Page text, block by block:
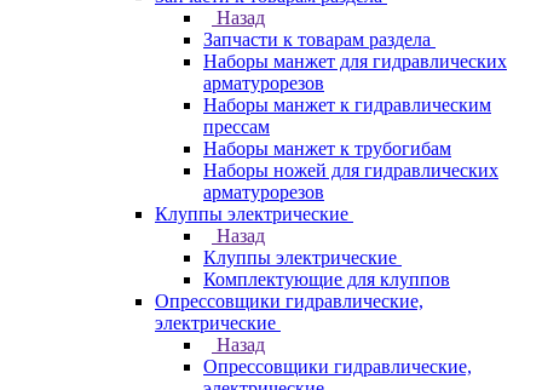
Назад
Запчасти к товарам раздела
Наборы манжет для гидравлических
арматурорезов
Наборы манжет к гидравлическим
прессам
Наборы манжет к трубогибам
Наборы ножей для гидравлических
арматурорезов
Клуппы электрические
Назад
Клуппы электрические
Комплектующие для клуппов
Опрессовщики гидравлические,
электрические
Назад
Опрессовщики гидравлические,